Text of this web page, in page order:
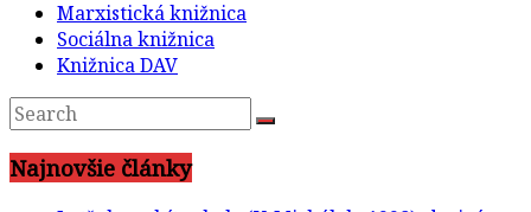
Marxistická knižnica
Sociálna knižnica
Knižnica DAV
Najnovšie články